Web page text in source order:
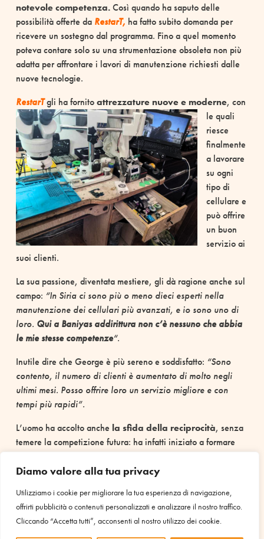
Diamo valore alla tua privacy
Utilizziamo i cookie per migliorare la tua esperienza di navigazione,
offrirti pubblicità o contenuti personalizzati e analizzare il nostro traffico.
Cliccando “Accetta tutti”, acconsenti al nostro utilizzo dei cookie.
notevole competenza.Così quando ha saputo delle
possibilità offerte da RestarT, ha fatto subito domanda per
ricevere un sostegno dal programma. Fino a quel momento
poteva contare solo su una strumentazione obsoleta non più
adatta per affrontare i lavori di manutenzione richiesti dalle
nuove tecnologie.
RestarTgli ha fornitoattrezzature nuove e moderne, con
le quali
riesce
finalmente
a lavorare
su ogni
tipo di
cellulare e
può offrire
un buon
servizio ai
suoi clienti.
La sua passione, diventata mestiere, gli dà ragione anche sul
campo: “In Siria ci sono più o meno dieci esperti nella
manutenzione dei cellulari più avanzati, e io sono uno di
loro. Qui a Baniyas addirittura non c’è nessuno che abbia
le mie stesse competenze“.
Inutile dire che George è più sereno e soddisfatto: “Sono
contento, il numero di clienti è aumentato di molto negli
ultimi mesi. Posso offrire loro un servizio migliore e con
tempi più rapidi”.
L’uomo ha accolto anche la sfida della reciprocità, senza
temere la competizione futura: ha infatti iniziato a formare
gradualmente i giovani che vogliono imparare a riparare
cellulari.
IL TUO SOSTEGNO È